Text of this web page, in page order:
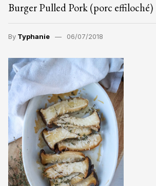
Burger Pulled Pork (porc effiloché)
By Typhanie 06/07/2018